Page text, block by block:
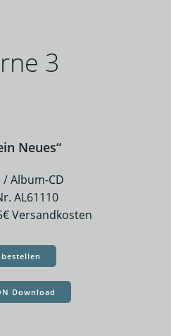
3
Neues“
/ Album-CD
AL61110
Versandkosten
bestellen
Download